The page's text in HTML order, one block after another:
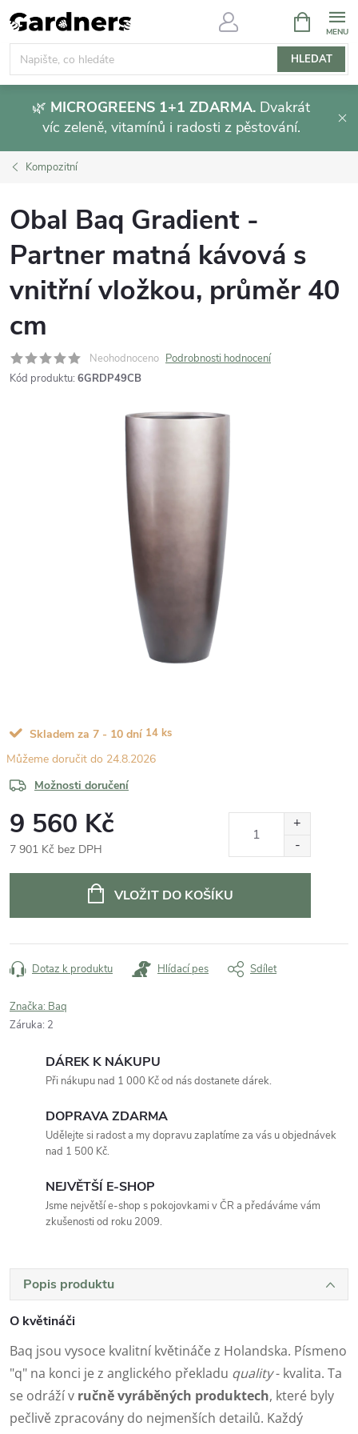
Přejít
na
obsah
HLEDAT
NÁKUPNÍ
KOŠÍK
🌿 MICROGREENS 1+1 ZDARMA. Dvakrát
víc zeleně, vitamínů i radosti z pěstování.
Kompozitní
Obal Baq Gradient -
Partner matná kávová s
vnitřní vložkou, průměr 40
cm
Neohodnoceno Podrobnosti hodnocení
Kód produktu: 6GRDP49CB
Skladem za 7 - 10 dní 14 ks
24.8.2026
Možnosti doručení
9 560 Kč
7 901 Kč bez DPH
VLOŽIT DO KOŠÍKU
Dotaz k produktu Hlídací pes Sdílet
Značka: Baq
Záruka: 2
DÁREK K NÁKUPU
Při nákupu nad 1 000 Kč od nás dostanete dárek.
DOPRAVA ZDARMA
Udělejte si radost a my dopravu zaplatíme za vás u objednávek
nad 1 500 Kč.
NEJVĚTŠÍ E-SHOP
Jsme největší e-shop s pokojovkami v ČR a předáváme vám
zkušenosti od roku 2009.
Popis produktu
O květináči
Baq jsou vysoce kvalitní květináče z Holandska. Písmeno
"q" na konci je z anglického překladu quality- kvalita. Ta
se odráží v ručně vyráběných produktech, které byly
pečlivě zpracovány do nejmenších detailů. Každý